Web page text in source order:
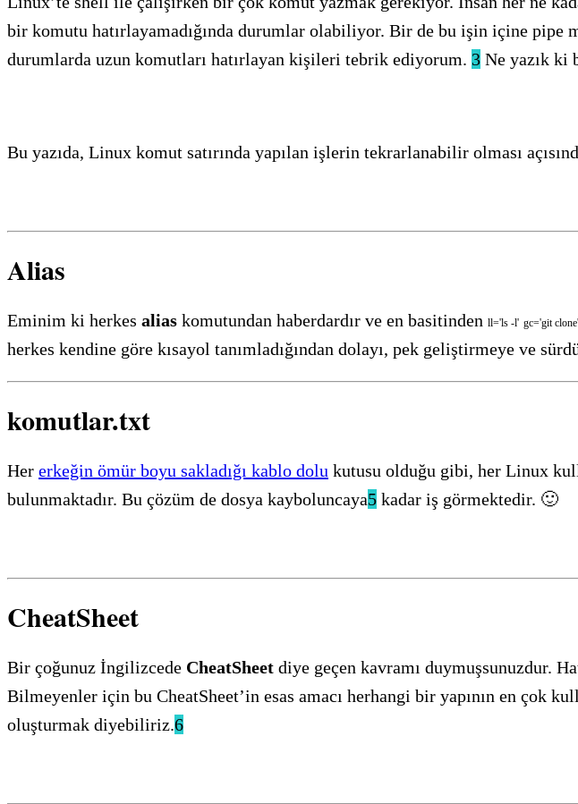
bir komutu hatırlayamadığında durumlar olabiliyor. Bir de bu işin içine pipe
durumlarda uzun komutları hatırlayan kişileri tebrik ediyorum. 3 Ne yazık ki
Bu yazıda, Linux komut satırında yapılan işlerin tekrarlanabilir olması
Alias
Eminim ki herkes alias komutundan haberdardır ve en basitinden ll='ls -l' gc='git clone'
herkes kendine göre kısayol tanımladığından dolayı, pek geliştirmeye ve
komutlar.txt
Her erkeğin ömür boyu sakladığı kablo dolu kutusu olduğu gibi, her Linux
bulunmaktadır. Bu çözüm de dosya kayboluncaya5 kadar iş görmektedir. 🙂
CheatSheet
Bir çoğunuz İngilizcede CheatSheet diye geçen kavramı duymuşsunuzdur.
Bilmeyenler için bu CheatSheet’in esas amacı herhangi bir yapının en
oluşturmak diyebiliriz.6